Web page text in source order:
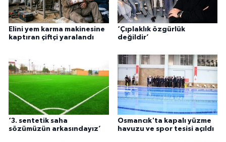
Elini yem karma makinesine
kaptıran çiftçi yaralandı
‘Çıplaklık özgürlük
değildir’
‘3. sentetik saha
sözümüzün arkasındayız’
Osmancık'ta kapalı yüzme
havuzu ve spor tesisi açıldı